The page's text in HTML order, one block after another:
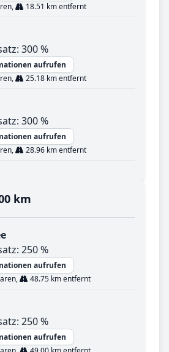
18.51 km entfernt
300 %
aufrufen
25.18 km entfernt
300 %
aufrufen
28.96 km entfernt
km
250 %
aufrufen
48.75 km entfernt
250 %
aufrufen